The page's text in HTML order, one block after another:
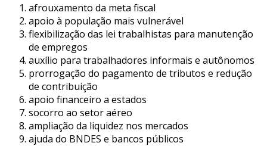
afrouxamento da meta fiscal
apoio à população mais vulnerável
flexibilização das lei trabalhistas para manutenção
de empregos
auxílio para trabalhadores informais e autônomos
prorrogação do pagamento de tributos e redução
de contribuição
apoio financeiro a estados
socorro ao setor aéreo
ampliação da liquidez nos mercados
ajuda do BNDES e bancos públicos